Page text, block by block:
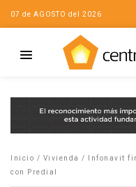
07 de AGOSTO del 2026
Inicio / Vivienda /
Infonavit
con Predial